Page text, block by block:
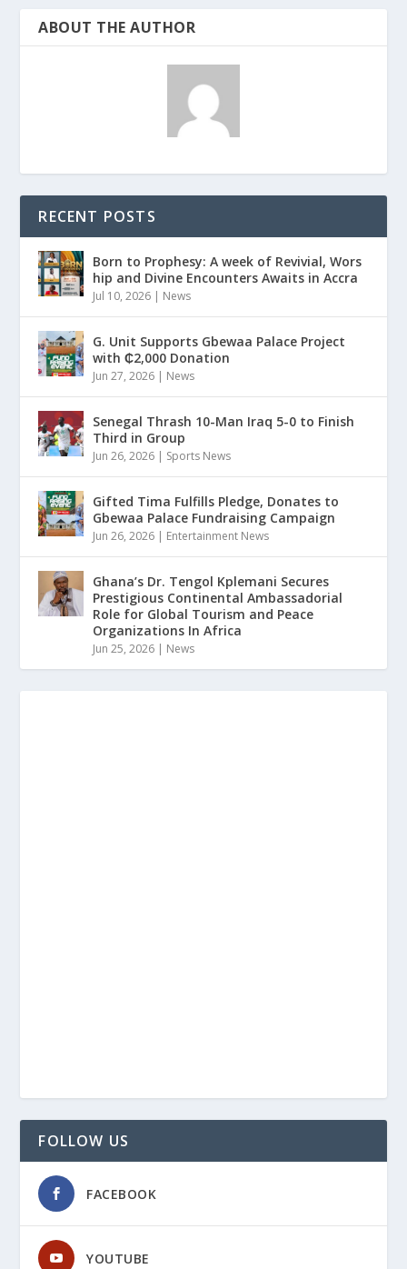
ABOUT THE AUTHOR
RECENT POSTS
Born to Prophesy: A week of Revivial, Wors
hip and Divine Encounters Awaits in Accra
Jul 10, 2026 | News
G. Unit Supports Gbewaa Palace Project
with ₵2,000 Donation
Jun 27, 2026 | News
Senegal Thrash 10-Man Iraq 5-0 to Finish
Third in Group
Jun 26, 2026 | Sports News
Gifted Tima Fulfills Pledge, Donates to
Gbewaa Palace Fundraising Campaign
Jun 26, 2026 | Entertainment News
Ghana’s Dr. Tengol Kplemani Secures
Prestigious Continental Ambassadorial
Role for Global Tourism and Peace
Organizations In Africa
Jun 25, 2026 | News
FOLLOW US
FACEBOOK
YOUTUBE